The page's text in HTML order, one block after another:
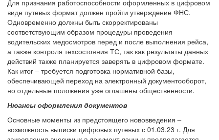
Для признания работоспособности оформленных в цифровом
виде путевых формат должен пройти утверждение ФНС.
Одновременно должны быть скорректированы
соответствующим образом процедуры проведения
водительских медосмотров перед и после выполнения рейса,
а также контроля техсостояния ТС, так как результаты данных
действий также планируется заверять в цифровом формате.
Как итог – требуется подготовка нормативной базы,
обеспечивающей переход на электронный документооборот,
но отдельные положения уже оглашены общественности.
Нюансы оформления документов
Основные моменты из предстоящего нововведения –
возможность выписки цифровых путевых с 01.03.23 г. Для